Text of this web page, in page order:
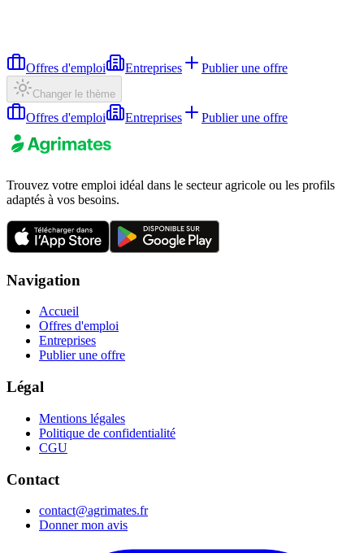
Offres d'emploi Entreprises Publier une offre
Changer le thème
Offres d'emploi Entreprises Publier une offre
Trouvez votre emploi idéal dans le secteur agricole ou les profils
adaptés à vos besoins.
Navigation
Accueil
Offres d'emploi
Entreprises
Publier une offre
Légal
Mentions légales
Politique de confidentialité
CGU
Contact
contact@agrimates.fr
Donner mon avis